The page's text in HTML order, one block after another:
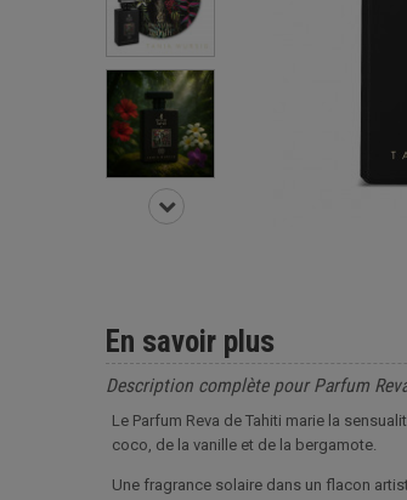
En savoir plus
Description complète pour Parfum
Le Parfum Reva de Tahiti marie la
coco, de la vanille et de la bergamote.
Une fragrance solaire dans un flacon